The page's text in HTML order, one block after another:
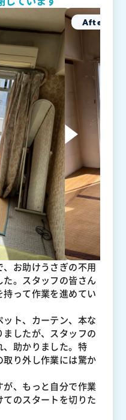
お助けうさぎの不用
。スタッフの皆さん
って作業を進めてい
ト、カーテン、本な
したが、スタッフの
助かりました。特
り外し作業には驚か
、もっと自分で作業
のスタートを切りた